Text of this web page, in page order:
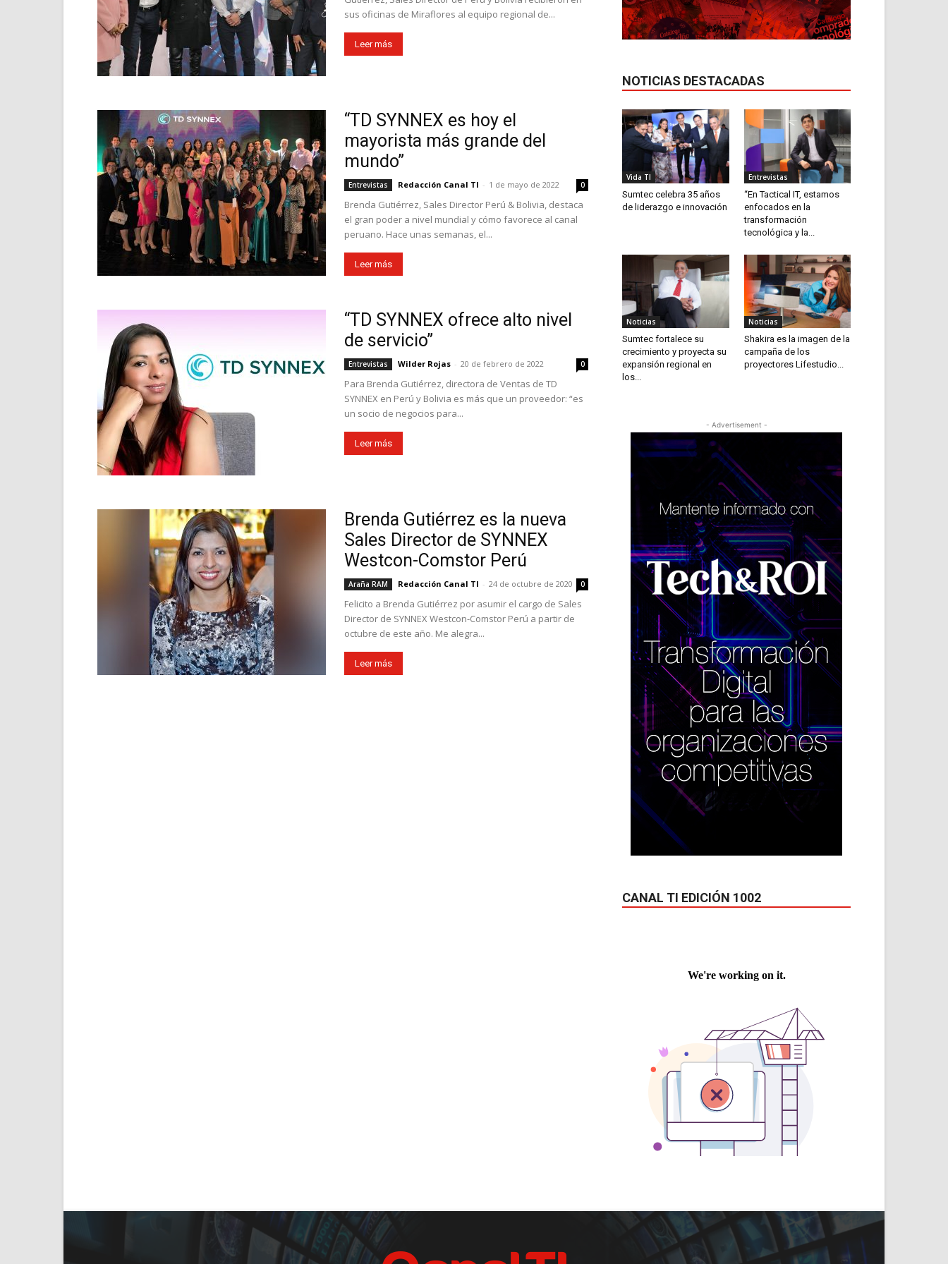
sus oficinas de Miraflores al equipo regional de...
Leer más
“TD SYNNEX es hoy el
mayorista más grande del
mundo”
Entrevistas Redacción Canal TI - 1 de mayo de 2022 0
Brenda Gutiérrez, Sales Director Perú & Bolivia, destaca
el gran poder a nivel mundial y cómo favorece al canal
peruano. Hace unas semanas, el...
Leer más
“TD SYNNEX ofrece alto nivel
de servicio”
Entrevistas Wilder Rojas - 20 de febrero de 2022 0
Para Brenda Gutiérrez, directora de Ventas de TD
SYNNEX en Perú y Bolivia es más que un proveedor: “es
un socio de negocios para...
Leer más
Brenda Gutiérrez es la nueva
Sales Director de SYNNEX
Westcon-Comstor Perú
Araña RAM Redacción Canal TI - 24 de octubre de 2020 0
Felicito a Brenda Gutiérrez por asumir el cargo de Sales
Director de SYNNEX Westcon-Comstor Perú a partir de
octubre de este año. Me alegra...
Leer más
NOTICIAS DESTACADAS
Vida TI
Sumtec celebra 35 años
de liderazgo e innovación
Entrevistas
“En Tactical IT, estamos
enfocados en la
transformación
tecnológica y la...
Noticias
Sumtec fortalece su
crecimiento y proyecta su
expansión regional en
los...
Noticias
Shakira es la imagen de la
campaña de los
proyectores Lifestudio...
- Advertisement -
CANAL TI EDICIÓN 1002